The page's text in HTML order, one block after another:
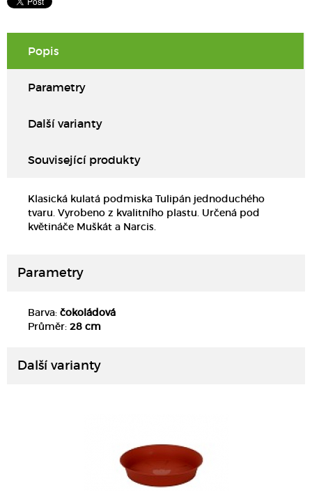
Popis
Parametry
Další varianty
Související produkty
Klasická kulatá podmiska Tulipán jednoduchého
tvaru. Vyrobeno z kvalitního plastu. Určená pod
květináče Muškát a Narcis.
Parametry
Barva: čokoládová
Průměr: 28 cm
Další varianty